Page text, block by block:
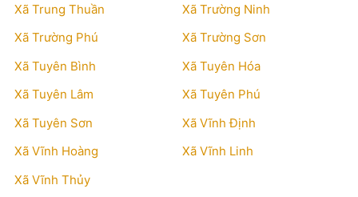
Xã Trung Thuần
Xã Trường Ninh
Xã Trường Phú
Xã Trường Sơn
Xã Tuyên Bình
Xã Tuyên Hóa
Xã Tuyên Lâm
Xã Tuyên Phú
Xã Tuyên Sơn
Xã Vĩnh Định
Xã Vĩnh Hoàng
Xã Vĩnh Linh
Xã Vĩnh Thủy